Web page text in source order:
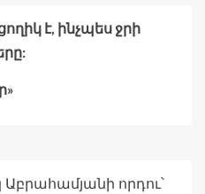
է, ինչպես ջրի
որդու՝